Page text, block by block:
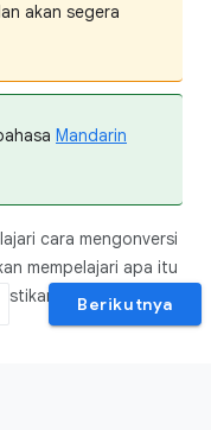
akan segera
Mandarin
cara mengonversi
mempelajari apa itu
bahwa kode
untuk
Berikutnya